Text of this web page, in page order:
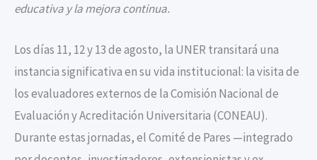
educativa y la mejora continua.
Los días 11, 12 y 13 de agosto, la UNER transitará una
instancia significativa en su vida institucional: la visita de
los evaluadores externos de la Comisión Nacional de
Evaluación y Acreditación Universitaria (CONEAU).
Durante estas jornadas, el Comité de Pares —integrado